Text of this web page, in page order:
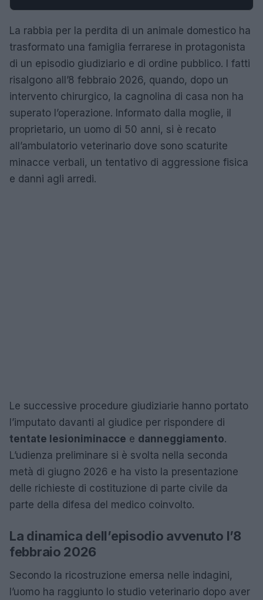
La rabbia per la perdita di un animale domestico ha
trasformato una famiglia ferrarese in protagonista
di un episodio giudiziario e di ordine pubblico. I fatti
risalgono all’8 febbraio 2026, quando, dopo un
intervento chirurgico, la cagnolina di casa non ha
superato l’operazione. Informato dalla moglie, il
proprietario, un uomo di 50 anni, si è recato
all’ambulatorio veterinario dove sono scaturite
minacce verbali, un tentativo di aggressione fisica
e danni agli arredi.
Le successive procedure giudiziarie hanno portato
l’imputato davanti al giudice per rispondere di
tentate lesioniminacce e danneggiamento.
L’udienza preliminare si è svolta nella seconda
metà di giugno 2026 e ha visto la presentazione
delle richieste di costituzione di parte civile da
parte della difesa del medico coinvolto.
La dinamica dell’episodio avvenuto l’8
febbraio 2026
Secondo la ricostruzione emersa nelle indagini,
l’uomo ha raggiunto lo studio veterinario dopo aver